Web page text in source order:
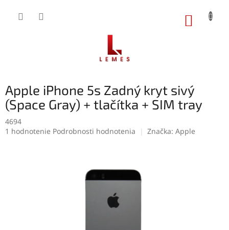
Apple iPhone 5s Zadný kryt sivý
(Space Gray) + tlačítka + SIM tray
4694
Priemerné
1 hodnotenie Podrobnosti hodnotenia Značka: Apple